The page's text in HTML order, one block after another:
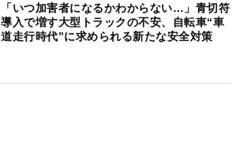
「いつ加害者になるかわからない…」青切符
導入で増す大型トラックの不安、自転車“車
道走行時代”に求められる新たな安全対策